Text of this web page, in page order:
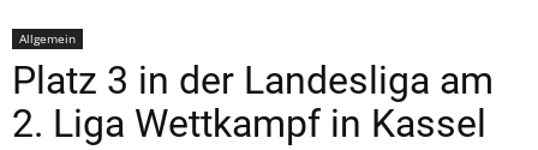
Allgemein
Platz 3 in der Landesliga am
2. Liga Wettkampf in Kassel